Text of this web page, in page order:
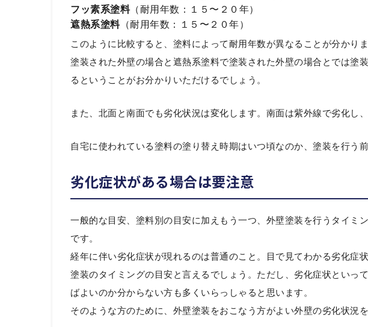
フッ素系塗料（耐用年数：１５〜２０年）
遮熱系塗料（耐用年数：１５〜２０年）
このように比較すると、塗料によって耐用年数が異なることが分かり
塗装された外壁の場合と遮熱系塗料で塗装された外壁の場合とでは塗
るということがお分かりいただけるでしょう。
また、北面と南面でも劣化状況は変化します。南面は紫外線で劣化し
自宅に使われている塗料の塗り替え時期はいつ頃なのか、塗装を行う
劣化症状がある場合は要注意
一般的な目安、塗料別の目安に加えもう一つ、外壁塗装を行うタイミ
です。
経年に伴い劣化症状が現れるのは普通のこと。目で見てわかる劣化症
塗装のタイミングの目安と言えるでしょう。ただし、劣化症状といっ
ばよいのか分からない方も多くいらっしゃると思います。
そのような方のために、外壁塗装をおこなう方がよい外壁の劣化状況